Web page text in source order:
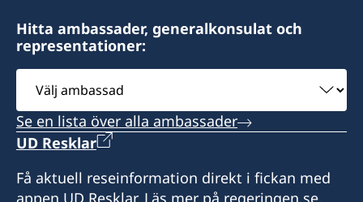
Hitta ambassader, generalkonsulat och
representationer:
ambassad
Se en lista över alla ambassader
UD Resklar
Få aktuell reseinformation direkt i fickan med